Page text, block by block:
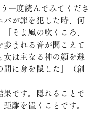
一度読んでみてくださ
バが罪を犯した時、何
「そよ風の吹くころ、
歩まれる音が聞こえて
女は主なる神の顔を避
間に身を隠した」（創
果です。隠れることで
離を置くことです。